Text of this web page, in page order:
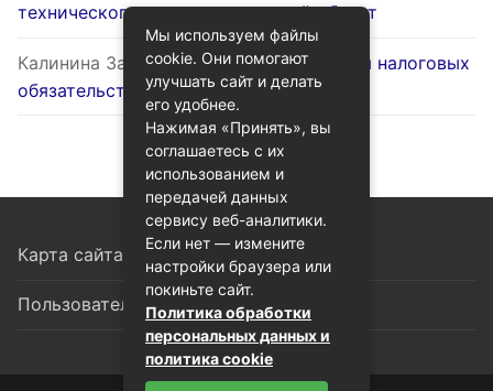
технического паспорта на жилой объект
Калинина Залинак записиОптимизация налоговых
обязательств через госуслуги
Карта сайта
Пользовательское соглашение
Мы используем файлы
cookie. Они помогают
улучшать сайт и делать
его удобнее.
Нажимая «Принять», вы
соглашаетесь с их
использованием и
передачей данных
сервису веб-аналитики.
Если нет — измените
настройки браузера или
покиньте сайт.
Политика обработки
персональных данных и
политика cookie